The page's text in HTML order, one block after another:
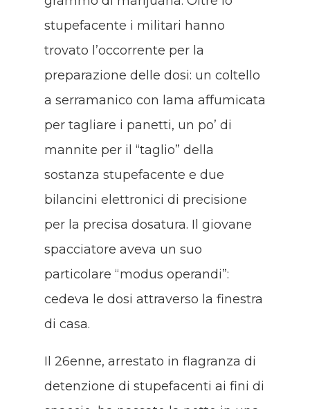
stupefacente i militari hanno
trovato l’occorrente per la
preparazione delle dosi: un coltello
a serramanico con lama affumicata
per tagliare i panetti, un po’ di
mannite per il “taglio” della
sostanza stupefacente e due
bilancini elettronici di precisione
per la precisa dosatura. Il giovane
spacciatore aveva un suo
particolare “modus operandi”:
cedeva le dosi attraverso la finestra
di casa.
Il 26enne, arrestato in flagranza di
detenzione di stupefacenti ai fini di